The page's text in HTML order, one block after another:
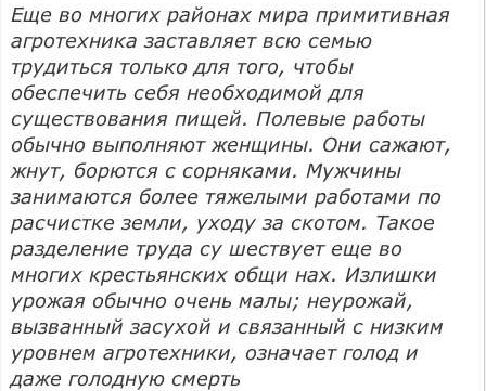
Еще во многих районах мира примитивная
агротехника заставляет всю семью
трудиться только для того, чтобы
обеспечить себя необходимой для
существования пищей. Полевые работы
обычно выполняют женщины. Они сажают,
жнут, борются с сорняками. Мужчины
занимаются более тяжелыми работами по
расчистке земли, уходу за скотом. Такое
разделение труда су шествует еще во
многих крестьянских общи нах. Излишки
урожая обычно очень малы; неурожай,
вызванный засухой и связанный с низким
уровнем агротехники, означает голод и
даже голодную смерть